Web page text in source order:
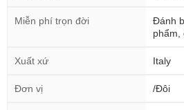
Miễn phí trọn đời
Đánh
phẩm,
Xuất xứ Italy
Đơn vị /Đôi